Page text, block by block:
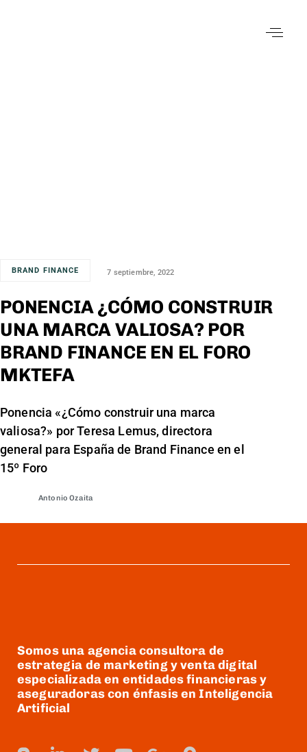
BRAND FINANCE 7 septiembre, 2022
PONENCIA ¿CÓMO CONSTRUIR
UNA MARCA VALIOSA? POR
BRAND FINANCE EN EL FORO
MKTEFA
Ponencia «¿Cómo construir una marca
valiosa?» por Teresa Lemus, directora
general para España de Brand Finance en el
15º Foro
Antonio Ozaita
Somos una agencia consultora de
estrategia de marketing y venta digital
especializada en entidades financieras y
aseguradoras con énfasis en Inteligencia
Artificial